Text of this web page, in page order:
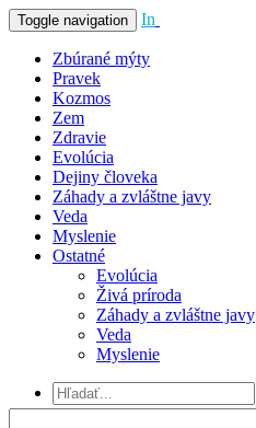
Toggle navigation In
Zbúrané mýty
Pravek
Kozmos
Zem
Zdravie
Evolúcia
Dejiny človeka
Záhady a zvláštne javy
Veda
Myslenie
Ostatné
Evolúcia
Živá príroda
Záhady a zvláštne javy
Veda
Myslenie